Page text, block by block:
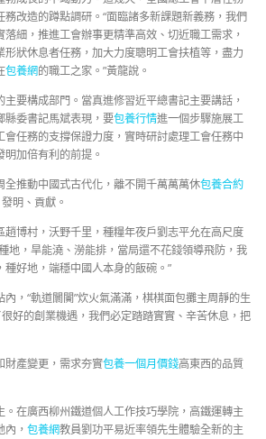
改造的蹲點調研。“面臨諸多新課題新義務，我們
細，推進工會辦事更精準高效、切近職工需求，
狀休息者任務，加大力度聰明工會扶植等，盡力
包養網的職工之家。”黃龍說。
要構成部門。當真進修習近平總書記主要講話，
縣委書記馬斌表現，要包養行情進一個步驟施展工
任務的支撐保證力度，實時研討處理工會任務中
加倍有利的前提。
推動中國式古代化，離不開千萬萬萬休包養合約
明、貢獻。
博村，沃野千里，種糧年夜戶劉志平允在高尺度
地，旱能澆、澇能排，當局還不花錢領導飛防，我
好地，端穩中國人本身的飯碗。”
“軌道闤闠”炊火氣滿滿，棋棋面包攤主周靜的生
很好的創業機遇，我們必定踏踏實實、辛苦休息，把
產變更，需求夯實包養一個月價錢高東西的品質
在廣西柳州鐵道個人工作技巧學院，高鐵運轉主
， 包養網教員劉功平易近率領先生體驗全新的主